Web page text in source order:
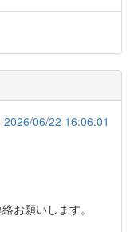
2026/06/22 16:06:01
お願いします。